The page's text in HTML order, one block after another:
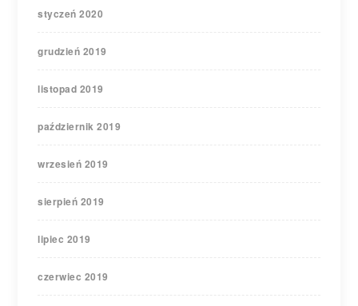
styczeń 2020
grudzień 2019
listopad 2019
październik 2019
wrzesień 2019
sierpień 2019
lipiec 2019
czerwiec 2019